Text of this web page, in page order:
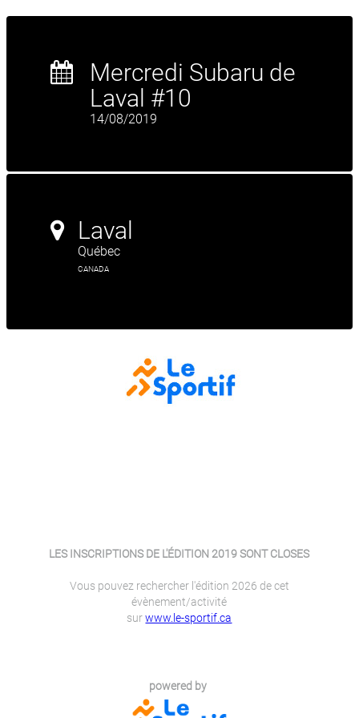
Mercredi Subaru de
Laval #10
14/08/2019
Laval
Québec
CANADA
LES INSCRIPTIONS DE L'ÉDITION 2019 SONT CLOSES
Vous pouvez rechercher l'édition 2026 de cet
évènement/activité
surwww.le-sportif.ca
powered by